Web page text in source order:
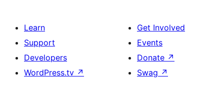
Learn
Support
Developers
WordPress.tv ↗
Get Involved
Events
Donate ↗
Swag ↗